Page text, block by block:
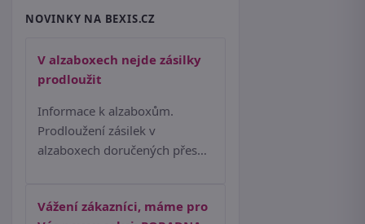
NOVINKY NA BEXIS.CZ
V alzaboxech nejde zásilky
prodloužit
Informace k alzaboxům.
Prodloužení zásilek v
alzaboxech doručených přes…
Vážení zákazníci, máme pro